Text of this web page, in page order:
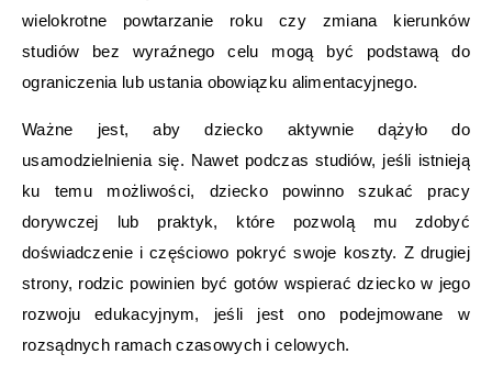
wielokrotne powtarzanie roku czy zmiana kierunków
studiów bez wyraźnego celu mogą być podstawą do
ograniczenia lub ustania obowiązku alimentacyjnego.
Ważne jest, aby dziecko aktywnie dążyło do
usamodzielnienia się. Nawet podczas studiów, jeśli istnieją
ku temu możliwości, dziecko powinno szukać pracy
dorywczej lub praktyk, które pozwolą mu zdobyć
doświadczenie i częściowo pokryć swoje koszty. Z drugiej
strony, rodzic powinien być gotów wspierać dziecko w jego
rozwoju edukacyjnym, jeśli jest ono podejmowane w
rozsądnych ramach czasowych i celowych.